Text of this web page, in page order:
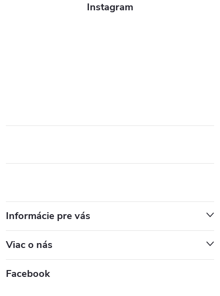
Instagram
Informácie pre vás
Viac o nás
Facebook